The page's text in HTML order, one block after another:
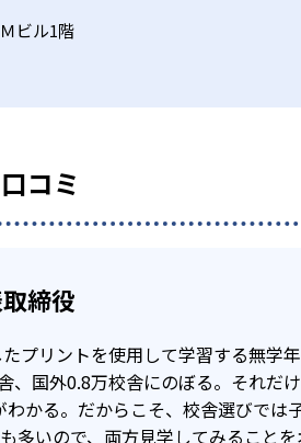
でも週2回受講できる。そのため、
ン受講と通室を組み合わせること
に限られるため、その他の教科に
ビル1階
コミ
締役
プリントを使用して学習する無学
、国外0.8万校舎にのぼる。それだ
かる。だからこそ、校舎選びでは
多いので、両方見学してみること